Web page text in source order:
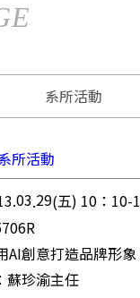
系所活動系所公告
所活動
03.29(五) 10： 10-1
AI創意打造品牌形象
蘇珍渝主任